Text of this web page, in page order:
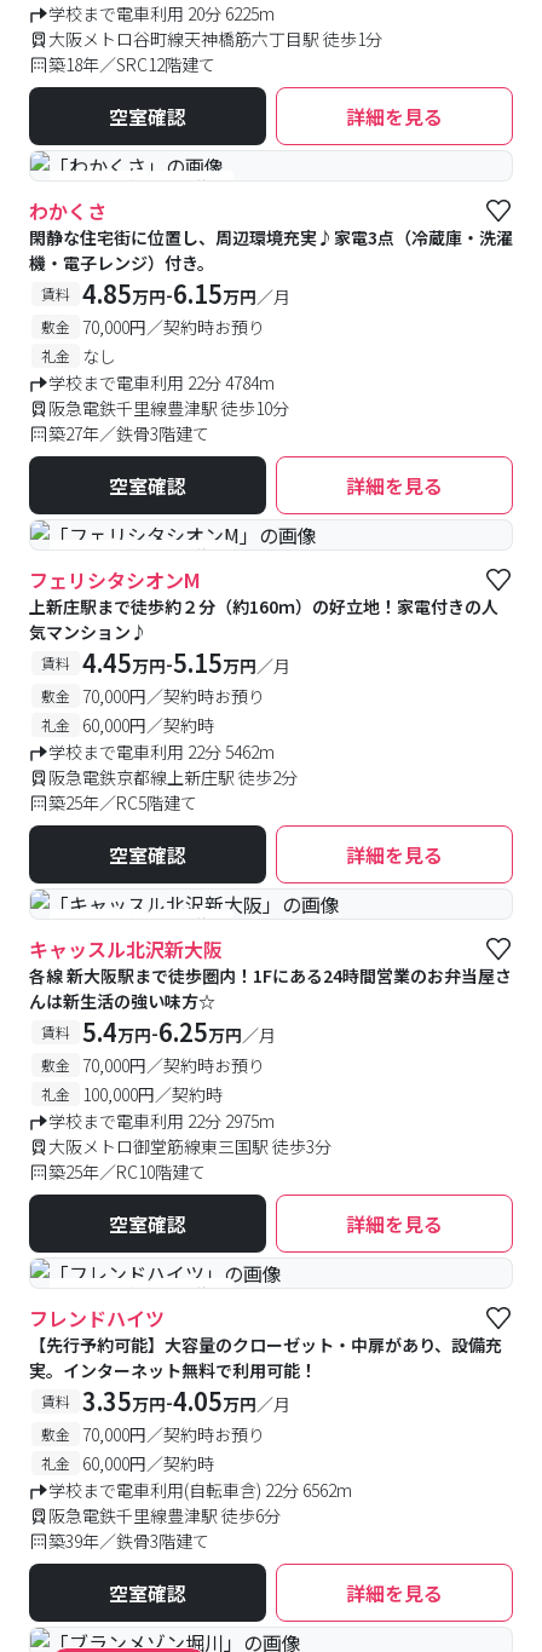
学校まで電車利用 20分 6225m
大阪メトロ谷町線天神橋筋六丁目駅 徒歩1分
築18年／SRC12階建て
空室確認 詳細を見る
#予約受付中 #空室待ち
わかくさ
閑静な住宅街に位置し、周辺環境充実♪家電3点（冷蔵庫・洗濯
機・電子レンジ）付き。
賃料 4.85万円-6.15万円／月
敷金 70,000円／契約時お預り
礼金
なし
学校まで電車利用 22分 4784m
阪急電鉄千里線豊津駅 徒歩10分
築27年／鉄骨3階建て
空室確認 詳細を見る
#予約受付中 #空室待ち
フェリシタシオンM
上新庄駅まで徒歩約２分（約160ｍ）の好立地！家電付きの人
気マンション♪
賃料 4.45万円-5.15万円／月
敷金 70,000円／契約時お預り
礼金
60,000円／契約時
学校まで電車利用 22分 5462m
阪急電鉄京都線上新庄駅 徒歩2分
築25年／RC5階建て
空室確認 詳細を見る
#予約受付中 #空室待ち
キャッスル北沢新大阪
各線 新大阪駅まで徒歩圏内！1Fにある24時間営業のお弁当屋さ
んは新生活の強い味方☆
賃料 5.4万円-6.25万円／月
敷金 70,000円／契約時お預り
礼金
100,000円／契約時
学校まで電車利用 22分 2975m
大阪メトロ御堂筋線東三国駅 徒歩3分
築25年／RC10階建て
空室確認 詳細を見る
#予約受付中 #空室待ち
フレンドハイツ
【先行予約可能】大容量のクローゼット・中扉があり、設備充
実。インターネット無料で利用可能！
賃料 3.35万円-4.05万円／月
敷金 70,000円／契約時お預り
礼金
60,000円／契約時
学校まで電車利用(自転車含) 22分 6562m
阪急電鉄千里線豊津駅 徒歩6分
築39年／鉄骨3階建て
空室確認 詳細を見る